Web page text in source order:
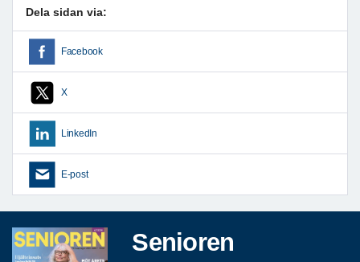
Dela sidan via:
Facebook
X
LinkedIn
E-post
Senioren